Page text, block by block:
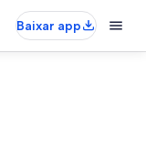
Baixar app